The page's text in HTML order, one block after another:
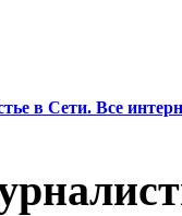
в Сети. Все интерн